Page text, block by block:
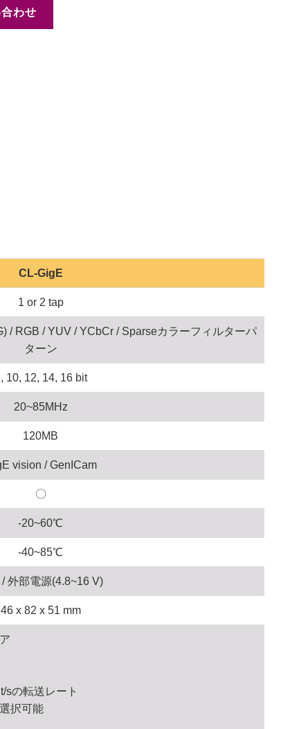
わせ
CL-GigE
1 or 2 tap
/ RGB / YUV / YCbCr / Sparseカラーフィルターパ
ターン
10, 12, 14, 16 bit
20~85MHz
120MB
vision / GenICam
〇
-20~60℃
-40~85℃
/ 外部電源(4.8~16 V)
46 x 82 x 51 mm
sの転送レート
択可能